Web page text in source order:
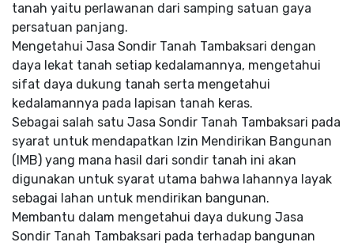
tanah yaitu perlawanan dari samping satuan gaya
persatuan panjang.
Mengetahui Jasa Sondir Tanah Tambaksari dengan
daya lekat tanah setiap kedalamannya, mengetahui
sifat daya dukung tanah serta mengetahui
kedalamannya pada lapisan tanah keras.
Sebagai salah satu Jasa Sondir Tanah Tambaksari pada
syarat untuk mendapatkan Izin Mendirikan Bangunan
(IMB) yang mana hasil dari sondir tanah ini akan
digunakan untuk syarat utama bahwa lahannya layak
sebagai lahan untuk mendirikan bangunan.
Membantu dalam mengetahui daya dukung Jasa
Sondir Tanah Tambaksari pada terhadap bangunan